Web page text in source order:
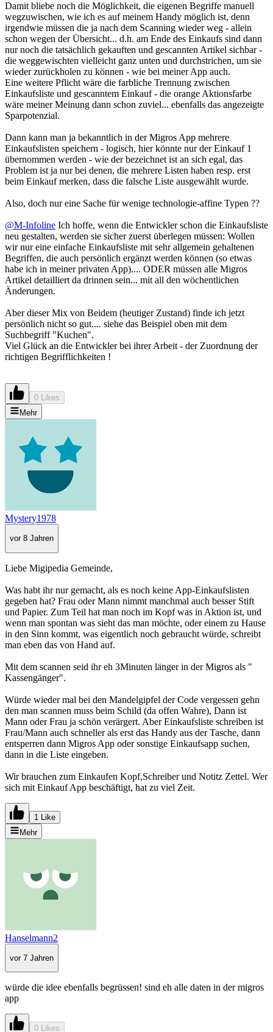
Damit bliebe noch die Möglichkeit, die eigenen Begriffe manuell
wegzuwischen, wie ich es auf meinem Handy möglich ist, denn
irgendwie müssen die ja nach dem Scanning wieder weg - allein
schon wegen der Übersicht... d.h. am Ende des Einkaufs sind dann
nur noch die tatsächlich gekauften und gescannten Artikel sichbar -
die weggewischten vielleicht ganz unten und durchstrichen, um sie
wieder zurückholen zu können - wie bei meiner App auch.
Eine weitere Pflicht wäre die farbliche Trennung zwischen
Einkaufsliste und gescanntem Einkauf - die orange Aktionsfarbe
wäre meiner Meinung dann schon zuviel... ebenfalls das angezeigte
Sparpotenzial.
Dann kann man ja bekanntlich in der Migros App mehrere
Einkaufslisten speichern - logisch, hier könnte nur der Einkauf 1
übernommen werden - wie der bezeichnet ist an sich egal, das
Problem ist ja nur bei denen, die mehrere Listen haben resp. erst
beim Einkauf merken, dass die falsche Liste ausgewählt wurde.
Also, doch nur eine Sache für wenige technologie-affine Typen ??
@M-Infoline Ich hoffe, wenn die Entwickler schon die Einkaufsliste
neu gestalten, werden sie sicher zuerst überlegen müssen: Wollen
wir nur eine einfache Einkaufsliste mit sehr allgemein gehaltenen
Begriffen, die auch persönlich ergänzt werden können (so etwas
habe ich in meiner privaten App).... ODER müssen alle Migros
Artikel detailliert da drinnen sein... mit all den wöchentlichen
Änderungen.
Aber dieser Mix von Beidem (heutiger Zustand) finde ich jetzt
persönlich nicht so gut.... siehe das Beispiel oben mit dem
Suchbegriff "Kuchen".
Viel Glück an die Entwickler bei ihrer Arbeit - der Zuordnung der
richtigen Begrifflichkeiten !
0 Likes
Mehr
Mystery1978
vor 8 Jahren
Liebe Migipedia Gemeinde,
Was habt ihr nur gemacht, als es noch keine App-Einkaufslisten
gegeben hat? Frau oder Mann nimmt manchmal auch besser Stift
und Papier. Zum Teil hat man noch im Kopf was in Aktion ist, und
wenn man spontan was sieht das man möchte, oder einem zu Hause
in den Sinn kommt, was eigentlich noch gebraucht würde, schreibt
man eben das von Hand auf.
Mit dem scannen seid ihr eh 3Minuten länger in der Migros als "
Kassengänger".
Würde wieder mal bei den Mandelgipfel der Code vergessen gehn
den man scannen muss beim Schild (da offen Wahre), Dann ist
Mann oder Frau ja schön verärgert. Aber Einkaufsliste schreiben ist
Frau/Mann auch schneller als erst das Handy aus der Tasche, dann
entsperren dann Migros App oder sonstige Einkaufsapp suchen,
dann in die Liste eingeben.
Wir brauchen zum Einkaufen Kopf,Schreiber und Notitz Zettel. Wer
sich mit Einkauf App beschäftigt, hat zu viel Zeit.
1 Like
Mehr
Hanselmann2
vor 7 Jahren
würde die idee ebenfalls begrüssen! sind eh alle daten in der migros
app
0 Likes